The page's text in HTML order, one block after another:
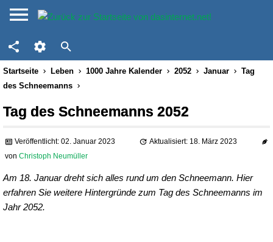
Startseite Leben 1000 Jahre Kalender 2052 Januar
Tag
des Schneemanns
Tag des Schneemanns 2052
Veröffentlicht: 02. Januar 2023
Aktualisiert: 18. März 2023
von Christoph Neumüller
Am 18. Januar dreht sich alles rund um den Schneemann. Hier
erfahren Sie weitere Hintergründe zum Tag des Schneemanns im
Jahr 2052.